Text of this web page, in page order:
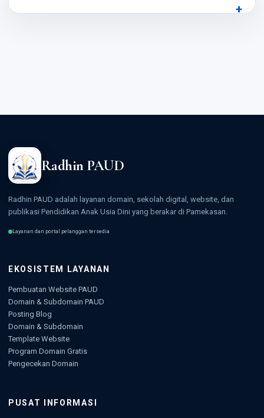
Radhin PAUD
Radhin PAUD adalah layanan domain, sekolah digital, website, dan
publikasi Pendidikan Anak Usia Dini yang berakar di Pamekasan.
Layanan dan portal pelanggan tersedia
EKOSISTEM LAYANAN
Pembuatan Website PAUD
Domain & Subdomain PAUD
Posting Blog
Domain & Subdomain
Template Website
Program Domain Gratis
Pengecekan Domain
PUSAT INFORMASI